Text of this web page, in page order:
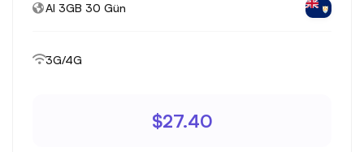
AI 3GB 30 Gün
3G/4G
$27.40